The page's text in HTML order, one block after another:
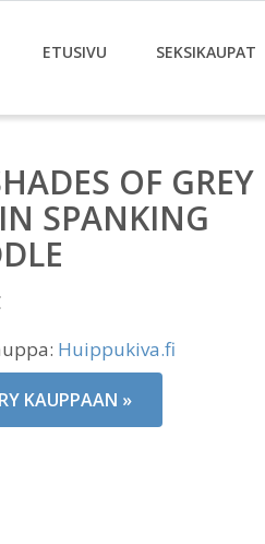
ETUSIVU SEKSIKAUPAT
OF GREY
SPANKING
Huippukiva.fi
KAUPPAAN »